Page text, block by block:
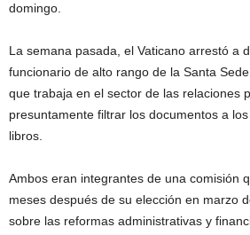
domingo.
La semana pasada, el Vaticano arrestó a
funcionario de alto rango de la Santa
que trabaja en el sector de las relaciones
presuntamente filtrar los documentos a
libros.
Ambos eran integrantes de una comisión
meses después de su elección en marzo
sobre las reformas administrativas y